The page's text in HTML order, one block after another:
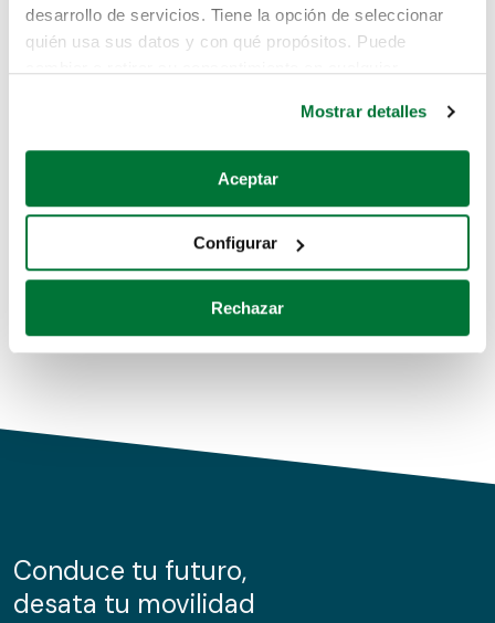
desarrollo de servicios. Tiene la opción de seleccionar
quién usa sus datos y con qué propósitos. Puede
Si lo permite, también quisiéramos:
Recopilar información sobre su ubicación geográfica
Identificar su dispositivo analizándolo activamente
para buscar características específicas (huellas
Obtenga más información sobre cómo se procesan sus
de cookies.
información sobre el uso que haga del sitio web con
nuestros partners de redes sociales, publicidad y análisis
Mostrar detalles
Aceptar
Configurar
Rechazar
Pero puedes encontrar el coche que estás
buscando en alguno de estos enlaces:
Coches de segunda mano
Coches de km0
Conduce tu futuro,
desata tu movilidad